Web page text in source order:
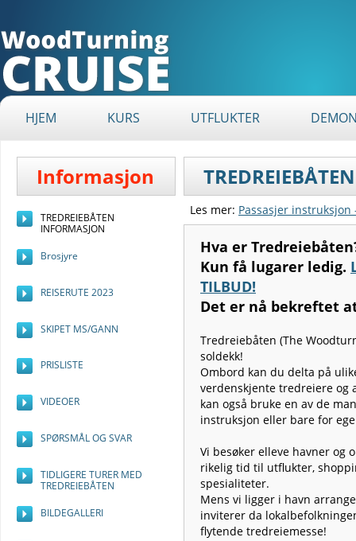
HJEM KURS UTFLUKTER
Les mer: Passasjer instruksjon
Hva er
Kun få lugarer ledig.
TILBUD!
Det er nå bekreftet
Tredreiebåten (The
soldekk!
Ombord kan du delta på
verdenskjente tredreiere og
kan også bruke en av de
instruksjon eller bare for
Vi besøker elleve havner og
rikelig tid til utflukter,
spesialiteter.
Mens vi ligger i havn
inviterer da
flytende tredreiemesse!
Informasjon
TREDREIEBÅTEN
INFORMASJON
Brosjyre
REISERUTE 2023
SKIPET MS/GANN
PRISLISTE
VIDEOER
SPØRSMÅL OG SVAR
TIDLIGERE TURER MED
TREDREIEBÅTEN
BILDEGALLERI